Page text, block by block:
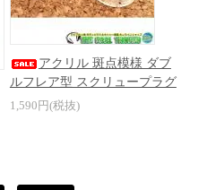
アクリル 斑点模様 ダブ
ルフレア型 スクリュープラグ
1,590円(税抜)